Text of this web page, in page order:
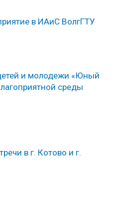
в ИАиС ВолгГТУ
и молодежи «Юный
среды
в г. Котово и г.